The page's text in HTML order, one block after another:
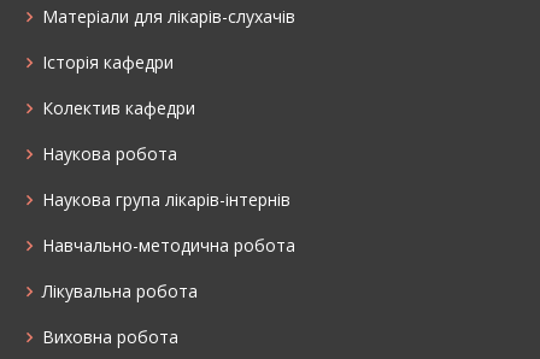
Матеріали для лікарів-слухачів
Історія кафедри
Колектив кафедри
Наукова робота
Наукова група лікарів-інтернів
Навчально-методична робота
Лікувальна робота
Виховна робота